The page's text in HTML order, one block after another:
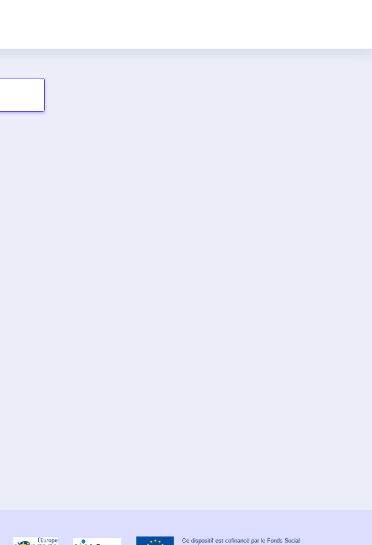
Ce dispositif est cofinancé par le Fonds Social